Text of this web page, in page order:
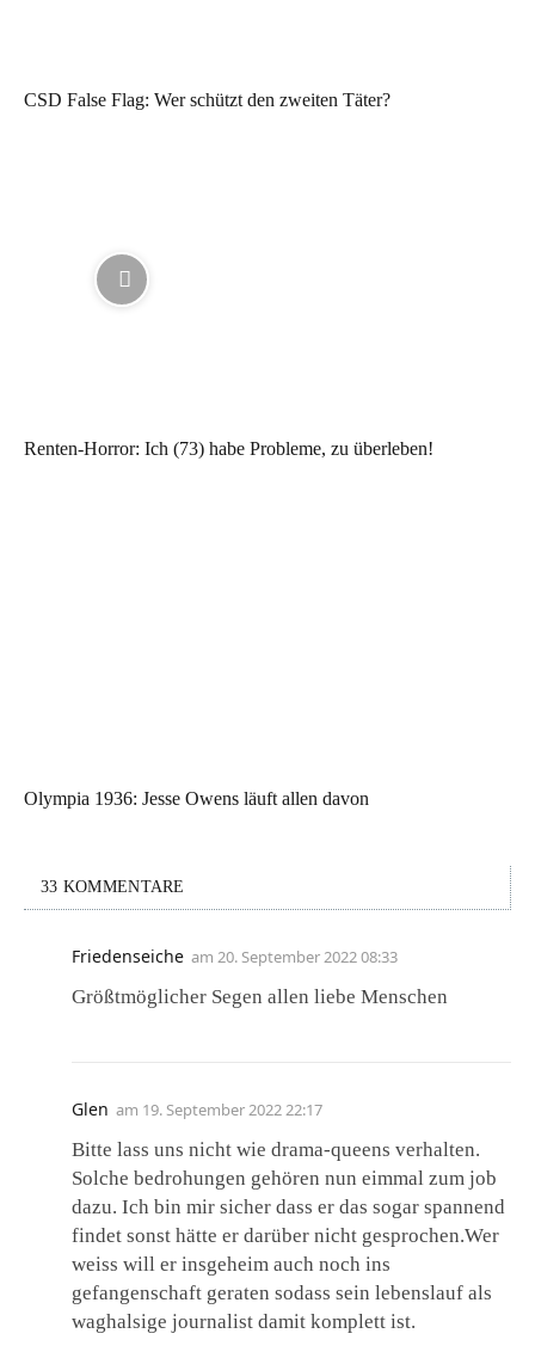
CSD False Flag: Wer schützt den zweiten Täter?
Renten-Horror: Ich (73) habe Probleme, zu überleben!
Olympia 1936: Jesse Owens läuft allen davon
33 KOMMENTARE
Friedenseiche am 20. September 2022 08:33
Größtmöglicher Segen allen liebe Menschen
Glen am 19. September 2022 22:17
Bitte lass uns nicht wie drama-queens verhalten.
Solche bedrohungen gehören nun eimmal zum job
dazu. Ich bin mir sicher dass er das sogar spannend
findet sonst hätte er darüber nicht gesprochen.Wer
weiss will er insgeheim auch noch ins
gefangenschaft geraten sodass sein lebenslauf als
waghalsige journalist damit komplett ist.